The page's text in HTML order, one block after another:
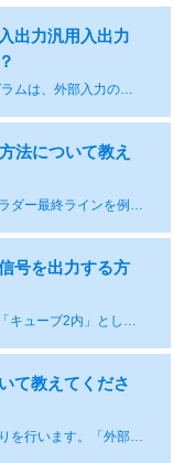
出力汎用入出力
YRC1000 と YRC1000micro のラダープログラムは、外部入力の信号が専用入力信号との接続が異なるため、互換はありません。
法について教え
当社から出荷時のラダープログラムのユーザラダー最終ラインを例に説明します。 汎用入力グループ番号：IG#(1)～(510)まで設定(汎用出力IN#(1)～(4080）に該当します） STR #70017 BMOV #20030,510,#00010 汎用出力グループ番号：OG#(1)～(510)まで設定(汎用出力OT#(1)～(4080）に該当します） STR #70017 BMOV #10010,510#30030 汎用入力IN#(10)を使用したい場合 汎用入力画面にてIN#(10)の論理番号を確認する(#00021) #00021を使用するにはBMOV#20030,510,#00010から#00020を除外する必要があります。 STR #70017 MOV #20030,#00010 ：IG#(1) STR #20040 OUT #00020 STR #20041 OUT #00021 STR #20042 OUT #00022 STR #20043 OUT #00023 STR #20044 OUT #00024 STR #20045 OUT #00025 STR #20046 OUT #00026 STR #20047 OUT #00027 :IG#(2)をビット単位(#00020~#00027)で設定（STR/OUT) STR #70017 BMOV #20050,508,#00030 ：IG#(3)～(510)
号を出力する方
干渉領域#1、#2の信号は、「キューブ1内」「キューブ2内」として外部出力アドレスに割り付けられています。その他の干渉領域信号については、ラダープログラムで干渉領域の専用出力アドレスを外部出力アドレスに割り付ける必要があります。
て教えてくださ
「汎用入出力信号」はジョブと信号のやりとりを行います。「外部入出力信号」は外部機器と信号のやりとりを行います。「汎用入出力信号」と「外部入出力信号」はコンカレントI/Oラダープログラムにより、それぞれの信号の関係性が定義されています。詳細は下記を参照してください。・汎用入力（論理番号：0xxxx）：ジョブ内の命令で参照される入力信号です（IN#）。 WAIT命令などで、入力信号状態ON/OFFを確認することができます。・汎用出力（論理番号：1xxxx）：ジョブ内の命令で出力できる信号です（OT#）。 DOUT、PLUSE命令などで、ON/OFFを行う出力信号になります。・外部入力（論理番号：2xxxx）外部入力端子に対応した番号です。 ハードIO入力、リンク入力（CC-Link、DeviceNet等）からの入力接点に該当します。・ 外部出力（論理番号：3xxxx）外部出力端子に対応した番号です。 ハードIO出力、リンク出力（CC-Link、DeviceNet等）への出力接点に該当します。